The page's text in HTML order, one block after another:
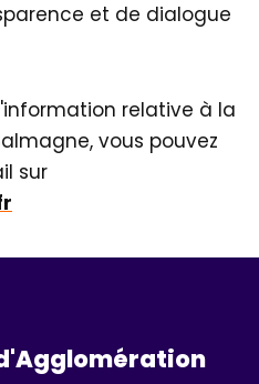
et de dialogue
relative à la
vous pouvez
sur